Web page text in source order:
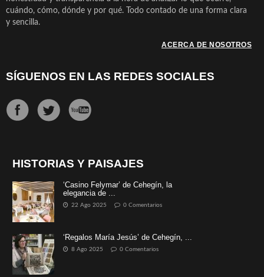
cuándo, cómo, dónde y por qué. Todo contado de una forma clara
y sencilla.
ACERCA DE NOSOTROS
SÍGUENOS EN LAS REDES SOCIALES
HISTORIAS Y PAISAJES
‘Casino Felymar’ de Cehegín, la
elegancia de ...
22 Ago 2025 0 Comentarios
‘Regalos María Jesús’ de Cehegín, ...
8 Ago 2025 0 Comentarios